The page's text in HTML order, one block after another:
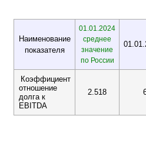
Наименование
показателя
01.01.2024
среднее
значение
по России
Коэффициент
отношение
долга к
EBITDA
2.518